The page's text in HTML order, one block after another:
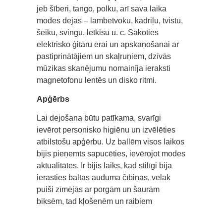
jeb šīberi, tango, polku, arī sava laika
modes dejas – lambetvoku, kadriļu, tvistu,
šeiku, svingu, letkisu u. c. Sākoties
elektrisko ģitāru ērai un apskaņošanai ar
pastiprinātājiem un skaļruņiem, dzīvās
mūzikas skanējumu nomainīja ieraksti
magnetofonu lentēs un disko ritmi.
Apģērbs
Lai dejošana būtu patīkama, svarīgi
ievērot personisko higiēnu un izvēlēties
atbilstošu apģērbu. Uz ballēm visos laikos
bijis pieņemts sapucēties, ievērojot modes
aktualitātes. Ir bijis laiks, kad stilīgi bija
ierasties baltās auduma čībiņās, vēlāk
puiši zīmējās ar porgām un šaurām
biksēm, tad kļošenēm un raibiem